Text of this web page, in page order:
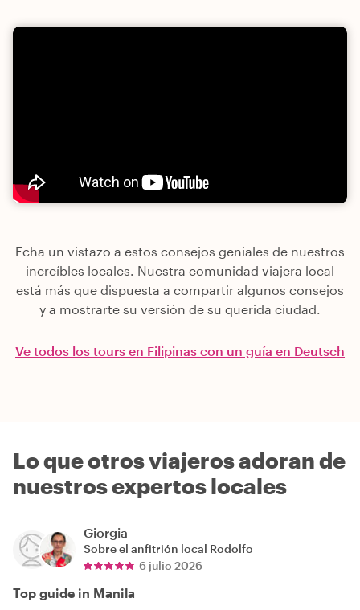
Echa un vistazo a estos consejos geniales de nuestros
increíbles locales. Nuestra comunidad viajera local
está más que dispuesta a compartir algunos consejos
y a mostrarte su versión de su querida ciudad.
Ve todos los tours en Filipinas con un guía en Deutsch
Lo que otros viajeros adoran de
nuestros expertos locales
Giorgia
Sobre el anfitrión local Rodolfo
6 julio 2026
Top guide in Manila